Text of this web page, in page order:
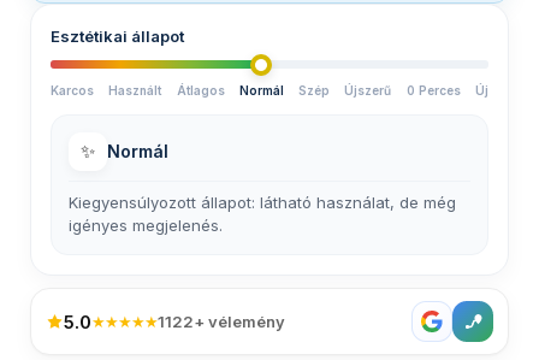
Esztétikai állapot
Karcos Használt Átlagos Normál Szép Újszerű 0 Perces Új
✨ Normál
Kiegyensúlyozott állapot: látható használat, de még
igényes megjelenés.
5.0★★★★★1122+ vélemény